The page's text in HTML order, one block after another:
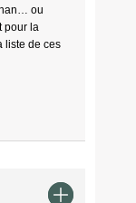
ou
pour la
liste de ces